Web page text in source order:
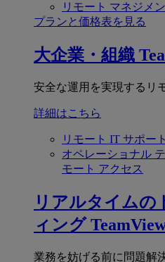
リモート マネジメ
プランと価格表を見る
大企業・組織
安全な運用を実現するリ
詳細はこちら
リモート IT サポート
オペレーショナル
モート アクセス
リアルタイムの
ィング
業務を妨げる前に問題解